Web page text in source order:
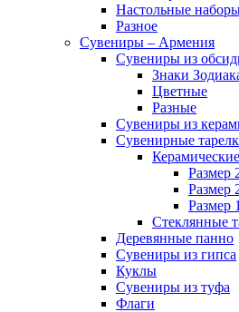
Настольные
Разное
Сувениры – Армения
Сувениры из
Знаки
Цветные
Разные
Сувениры из
Сувенирные
Размер
Размер
Размер
Стеклянные
Деревянные панно
Сувениры из гипса
Куклы
Сувениры из туфа
Флаги